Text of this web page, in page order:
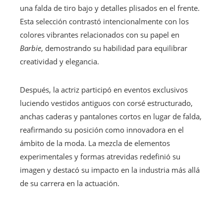
una falda de tiro bajo y detalles plisados en el frente.
Esta selección contrastó intencionalmente con los
colores vibrantes relacionados con su papel en
Barbie, demostrando su habilidad para equilibrar
creatividad y elegancia.
Después, la actriz participó en eventos exclusivos
luciendo vestidos antiguos con corsé estructurado,
anchas caderas y pantalones cortos en lugar de falda,
reafirmando su posición como innovadora en el
ámbito de la moda. La mezcla de elementos
experimentales y formas atrevidas redefinió su
imagen y destacó su impacto en la industria más allá
de su carrera en la actuación.